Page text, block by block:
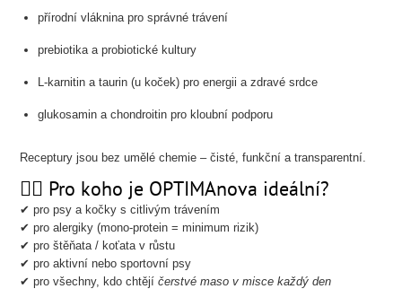
přírodní vláknina pro správné trávení
prebiotika a probiotické kultury
L-karnitin a taurin (u koček) pro energii a zdravé srdce
glukosamin a chondroitin pro kloubní podporu
Receptury jsou bez umělé chemie – čisté, funkční a transparentní.
🐕‍🦺 Pro koho je OPTIMAnova ideální?
✔ pro psy a kočky s citlivým trávením
✔ pro alergiky (mono-protein = minimum rizik)
✔ pro štěňata / koťata v růstu
✔ pro aktivní nebo sportovní psy
✔ pro všechny, kdo chtějíčerstvé maso v misce každý den